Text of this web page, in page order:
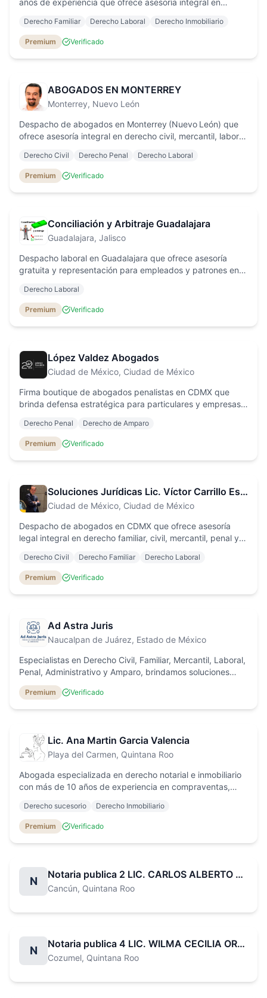
años de experiencia que ofrece asesoría integral en
laboral y mercantil, con atención personalizada y tarifas
claras.
Derecho Familiar Derecho Laboral Derecho Inmobiliario
Premium Verificado
ABOGADOS EN MONTERREY
Monterrey, Nuevo León
Despacho de abogados en Monterrey (Nuevo León) que
ofrece asesoría integral en derecho civil, mercantil, laboral,
personalizado y resultados confiables.
Derecho Civil Derecho Penal Derecho Laboral
Premium Verificado
Conciliación y Arbitraje Guadalajara
Guadalajara, Jalisco
Despacho laboral en Guadalajara que ofrece asesoría
gratuita y representación para empleados y patrones en
y cálculo de liquidaciones.
Derecho Laboral
Premium Verificado
López Valdez Abogados
Ciudad de México, Ciudad de México
Firma boutique de abogados penalistas en CDMX que
brinda defensa estratégica para particulares y empresas
personalizado y resultados eficientes.
Derecho Penal Derecho de Amparo
Premium Verificado
Soluciones Jurídicas Lic. Víctor Carrillo Estrada
Ciudad de México, Ciudad de México
Despacho de abogados en CDMX que ofrece asesoría
legal integral en derecho familiar, civil, mercantil, penal y
Derecho Civil Derecho Familiar Derecho Laboral
Premium Verificado
Ad Astra Juris
Naucalpan de Juárez, Estado de México
Especialistas en Derecho Civil, Familiar, Mercantil, Laboral,
Penal, Administrativo y Amparo, brindamos soluciones
legales claras y eficaces en todo México.
Premium Verificado
Lic. Ana Martin Garcia Valencia
Playa del Carmen, Quintana Roo
Abogada especializada en derecho notarial e inmobiliario
con más de 10 años de experiencia en compraventas,
sucesorios. Brindo asesoría integral en español, inglés y
francés a clientes nacionales y extranjeros, así como a
empresas y profesionales del sector inmobiliario.
Derecho sucesorio Derecho Inmobiliario
Premium Verificado
N
Notaria publica 2 LIC. CARLOS ALBERTO BAZÁN CASTRO
Cancún, Quintana Roo
N
Notaria publica 4 LIC. WILMA CECILIA OROZCO PÉREZ
Cozumel, Quintana Roo